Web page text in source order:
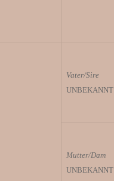
Vater/Sire
UNBEKANNT
Mutter/Dam
UNBEKANNT